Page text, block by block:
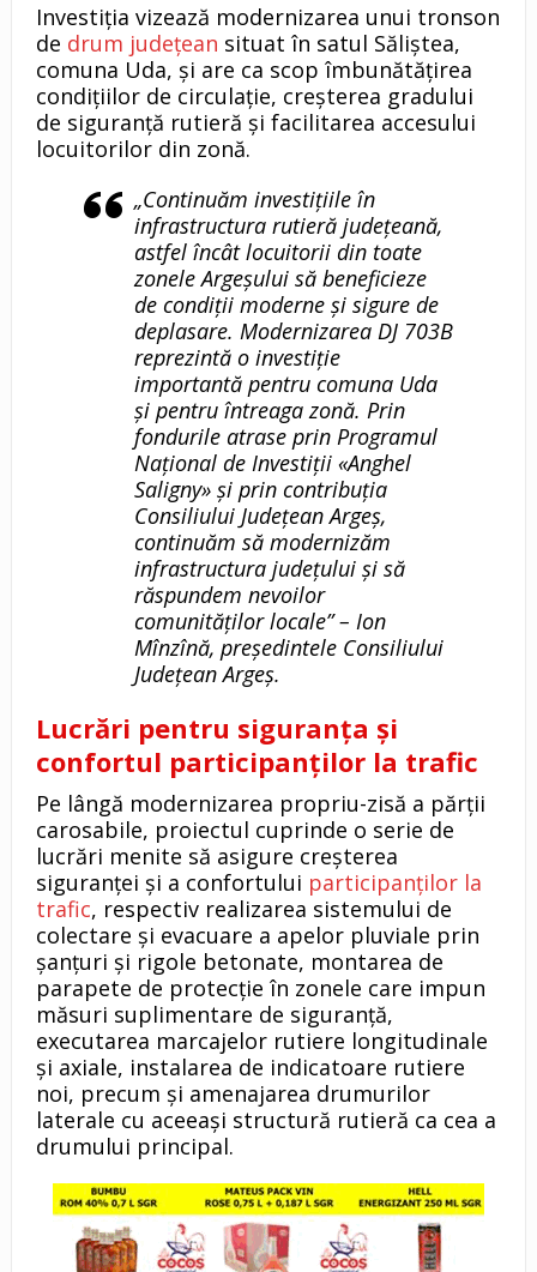
Investiția vizează modernizarea unui tronson
de drum județean situat în satul Săliștea,
comuna Uda, și are ca scop îmbunătățirea
condițiilor de circulație, creșterea gradului
de siguranță rutieră și facilitarea accesului
locuitorilor din zonă.
„Continuăm investițiile în
infrastructura rutieră județeană,
astfel încât locuitorii din toate
zonele Argeșului să beneficieze
de condiții moderne și sigure de
deplasare. Modernizarea DJ 703B
reprezintă o investiție
importantă pentru comuna Uda
și pentru întreaga zonă. Prin
fondurile atrase prin Programul
Național de Investiții «Anghel
Saligny» și prin contribuția
Consiliului Județean Argeș,
continuăm să modernizăm
infrastructura județului și să
răspundem nevoilor
comunităților locale” – Ion
Mînzînă, președintele Consiliului
Județean Argeș.
Lucrări pentru siguranța și
confortul participanților la trafic
Pe lângă modernizarea propriu-zisă a părții
carosabile, proiectul cuprinde o serie de
lucrări menite să asigure creșterea
siguranței și a confortului participanților la
trafic, respectiv realizarea sistemului de
colectare și evacuare a apelor pluviale prin
șanțuri și rigole betonate, montarea de
parapete de protecție în zonele care impun
măsuri suplimentare de siguranță,
executarea marcajelor rutiere longitudinale
și axiale, instalarea de indicatoare rutiere
noi, precum și amenajarea drumurilor
laterale cu aceeași structură rutieră ca cea a
drumului principal.